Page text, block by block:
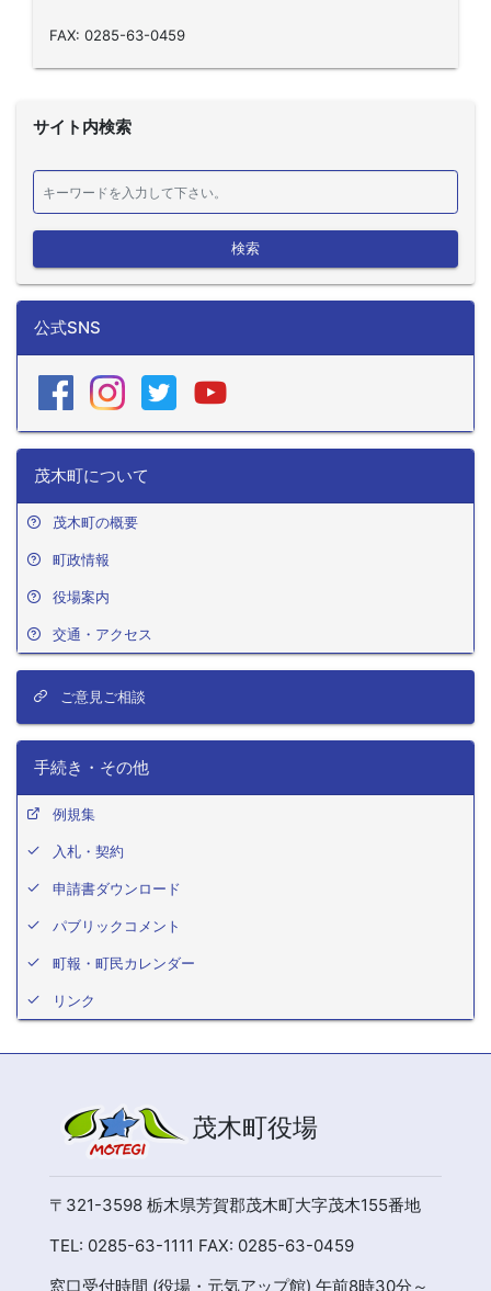
FAX: 0285-63-0459
サイト内検索
検索
公式SNS
茂木町について
茂木町の概要
町政情報
役場案内
交通・アクセス
ご意見ご相談
手続き・その他
例規集
入札・契約
申請書ダウンロード
パブリックコメント
町報・町民カレンダー
リンク
茂木町役場
〒321-3598 栃木県芳賀郡茂木町大字茂木155番地
TEL: 0285-63-1111 FAX: 0285-63-0459
窓口受付時間 (役場・元気アップ館) 午前8時30分～